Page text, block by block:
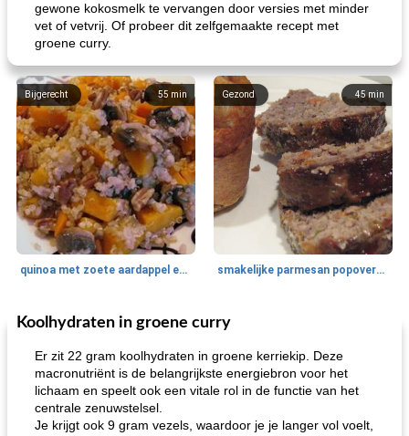
gewone kokosmelk te vervangen door versies met minder
vet of vetvrij. Of probeer dit zelfgemaakte recept met
groene curry.
55 min
Bijgerecht
quinoa met zoete aardappel en champignons
45min
Gezond
smakelijke parmesan popovers (gezonder!)
40min
One Dish Meal Soepen, stoofschotels en Chili
Koolhydraten in groene curry
Er zit 22 gram koolhydraten in groene kerriekip. Deze
macronutriënt is de belangrijkste energiebron voor het
lichaam en speelt ook een vitale rol in de functie van het
centrale zenuwstelsel.
Je krijgt ook 9 gram vezels, waardoor je je langer vol voelt,